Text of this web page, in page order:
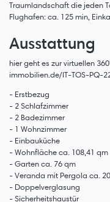
Traumlandschaft die jeden
Flughafen: ca. 125 min,
Ausstattung
hier geht es zur virtuellen
immobilien.de/IT-TOS-PQ-
- Erstbezug
- 2 Schlafzimmer
- 2 Badezimmer
- 1 Wohnzimmer
- Einbauküche
- Wohnfläche ca. 108,41 qm
- Garten ca. 76 qm
- Veranda mit Pergola ca.
- Doppelverglasung
- Sicherheitshaustür